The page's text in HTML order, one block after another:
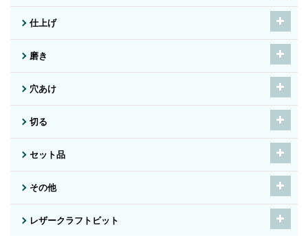
仕上げ
磨き
穴あけ
切る
セット品
その他
レザークラフトビット